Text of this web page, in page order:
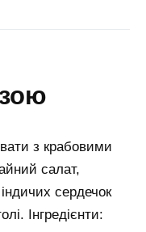
з крабовими
салат,
сердечок
Інгредієнти: